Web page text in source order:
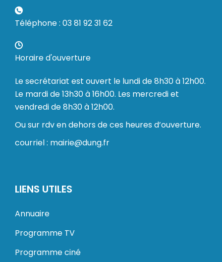
Téléphone : 03 81 92 31 62
Horaire d'ouverture
Le secrétariat est ouvert le lundi de 8h30 à 12h00.
Le mardi de 13h30 à 16h00. Les mercredi et
vendredi de 8h30 à 12h00.
Ou sur rdv en dehors de ces heures d’ouverture.
courriel : mairie@dung.fr
LIENS UTILES
Annuaire
Programme TV
Programme ciné